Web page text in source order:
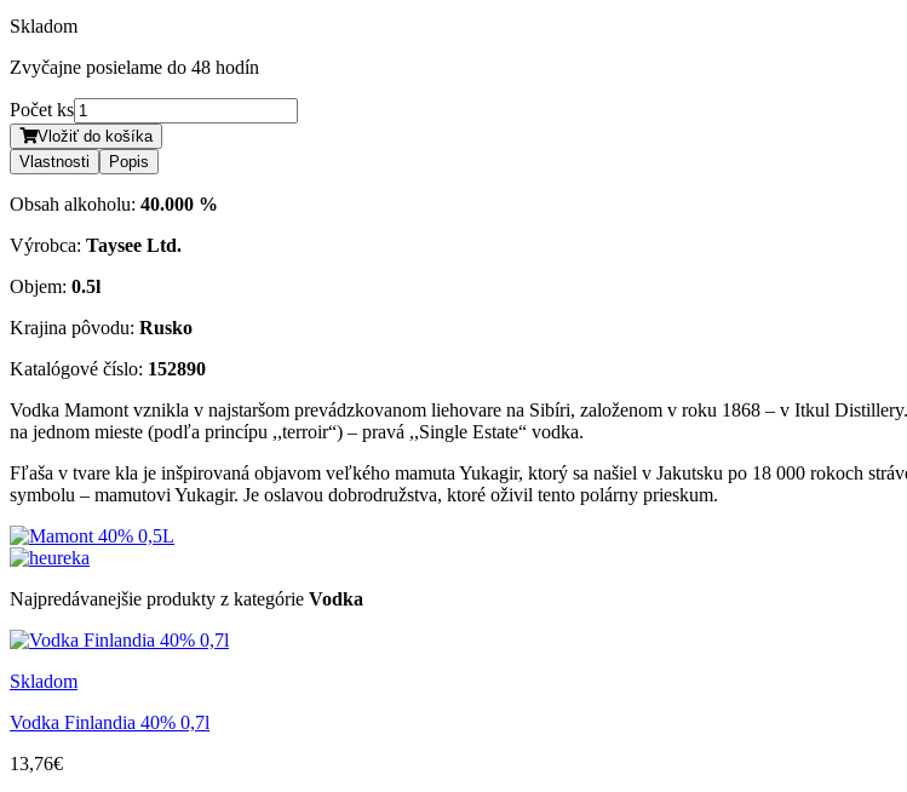
Skladom
Zvyčajne posielame do 48 hodín
Počet ks
Vložiť do košíka
Vlastnosti
Popis
Obsah alkoholu: 40.000 %
Výrobca: Taysee Ltd.
Objem: 0.5l
Krajina pôvodu: Rusko
Katalógové číslo: 152890
Vodka Mamont vznikla v najstaršom prevádzkovanom liehovare na Sibíri, založenom v roku 1868 – v Itkul
na jednom mieste (podľa princípu ,,terroir“) – pravá ,,Single Estate“ vodka.
Fľaša v tvare kla je inšpirovaná objavom veľkého mamuta Yukagir, ktorý sa našiel v Jakutsku po 18 000 rokoch
symbolu – mamutovi Yukagir. Je oslavou dobrodružstva, ktoré oživil tento polárny prieskum.
Najpredávanejšie produkty z kategórie Vodka
Skladom
Vodka Finlandia 40% 0,7l
13,76€